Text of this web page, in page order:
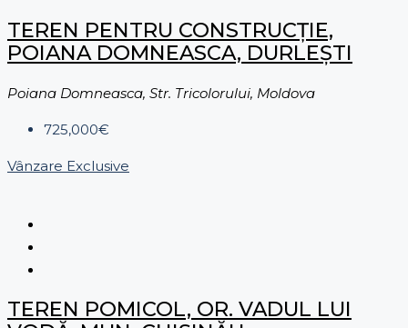
TEREN PENTRU CONSTRUCȚIE,
POIANA DOMNEASCA, DURLEȘTI
Poiana Domneasca, Str. Tricolorului, Moldova
725,000€
Vânzare Exclusive
TEREN POMICOL, OR. VADUL LUI